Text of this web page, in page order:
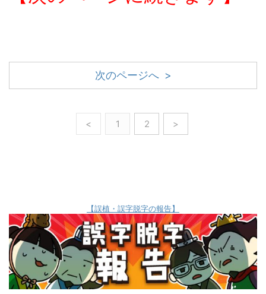
次のページへ >
< 1 2 >
【誤植・誤字脱字の報告】